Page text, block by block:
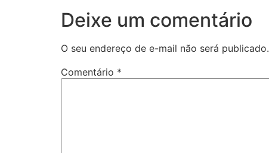
Deixe um comentário
O seu endereço de e-mail não será publicado.
Comentário *